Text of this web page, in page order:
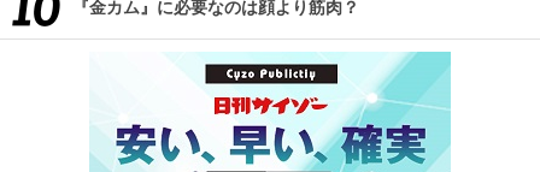
『金カム』に必要なのは顔より筋肉？